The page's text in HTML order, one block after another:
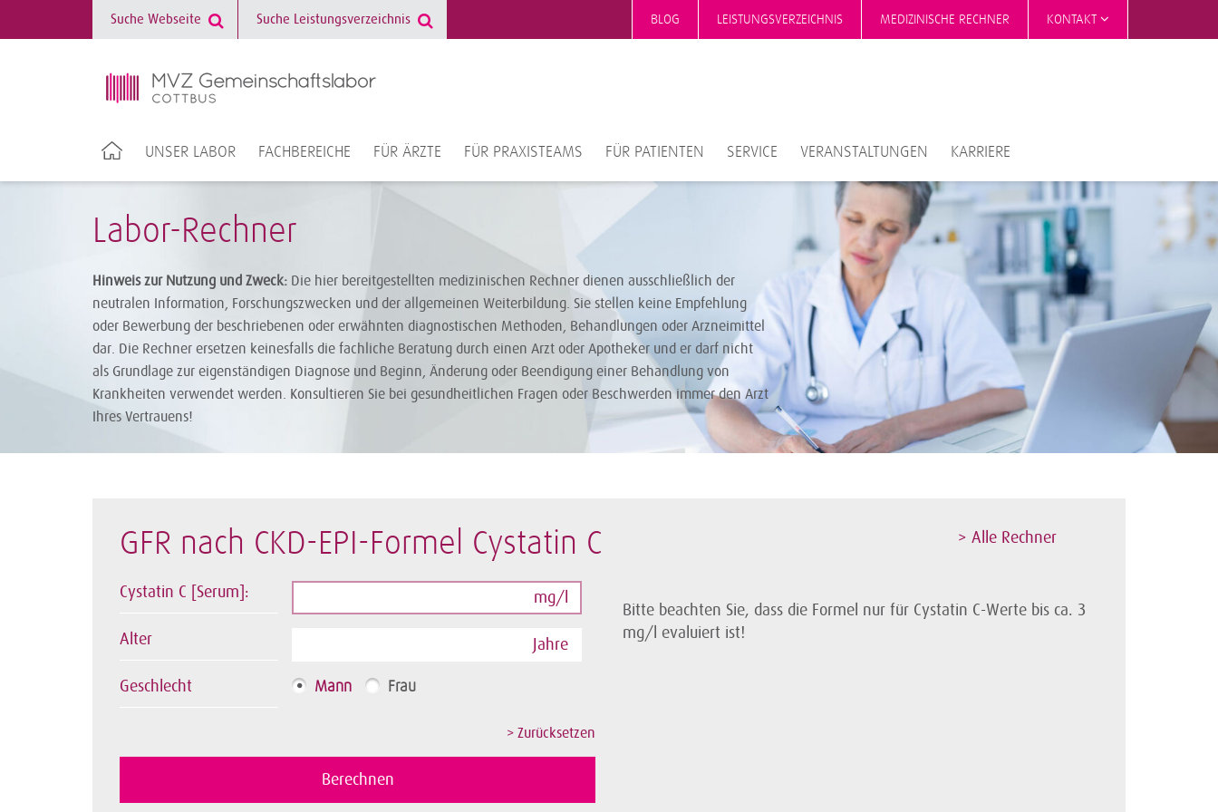
BLOG LEISTUNGSVERZEICHNIS MEDIZINISCHE RECHNER KONTAKT
UNSER LABOR FACHBEREICHE FÜR ÄRZTE FÜR PRAXISTEAMS FÜR PATIENTEN SERVICE VERANSTALTUNGEN KARRIERE
Labor-Rechner
Hinweis zur Nutzung und Zweck: Die hier bereitgestellten medizinischen Rechner dienen ausschließlich der
neutralen Information, Forschungszwecken und der allgemeinen Weiterbildung. Sie stellen keine Empfehlung
oder Bewerbung der beschriebenen oder erwähnten diagnostischen Methoden, Behandlungen oder Arzneimittel
dar. Die Rechner ersetzen keinesfalls die fachliche Beratung durch einen Arzt oder Apotheker und er darf nicht
als Grundlage zur eigenständigen Diagnose und Beginn, Änderung oder Beendigung einer Behandlung von
Krankheiten verwendet werden. Konsultieren Sie bei gesundheitlichen Fragen oder Beschwerden immer den Arzt
Ihres Vertrauens!
GFR nach CKD-EPI-Formel Cystatin C > Alle Rechner
Cystatin C [Serum]: mg/l
Alter Jahre
Geschlecht Mann Frau
Bitte beachten Sie, dass die Formel nur für Cystatin C-Werte bis ca. 3
mg/l evaluiert ist!